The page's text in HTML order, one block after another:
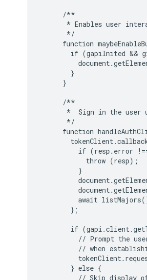
      /**
* Enables user
       */
function
if (gapiInited &&
        }
      }
      /**
*  Sign in the user
       */
function
if (resp.error
            throw (resp);
          }
await
        };
if
// Prompt the
// when
        } else {
// Skip display